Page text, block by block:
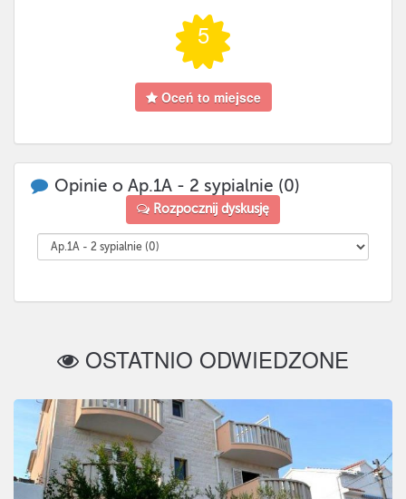
5
Oceń to miejsce
Opinie o Ap.1A - 2 sypialnie (0)
Rozpocznij dyskusję
OSTATNIO ODWIEDZONE